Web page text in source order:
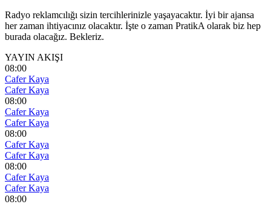
Radyo reklamcılığı sizin tercihlerinizle yaşayacaktır. İyi bir ajansa
her zaman ihtiyacınız olacaktır. İşte o zaman PratikA olarak biz hep
burada olacağız. Bekleriz.
YAYIN AKIŞI
08:00
Cafer Kaya
Cafer Kaya
08:00
Cafer Kaya
Cafer Kaya
08:00
Cafer Kaya
Cafer Kaya
08:00
Cafer Kaya
Cafer Kaya
08:00